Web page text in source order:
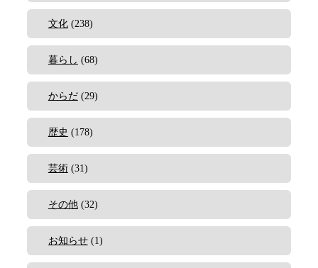
文化(238)
暮らし (68)
からだ(29)
歴史 (178)
芸術(31)
その他(32)
お知らせ(1)